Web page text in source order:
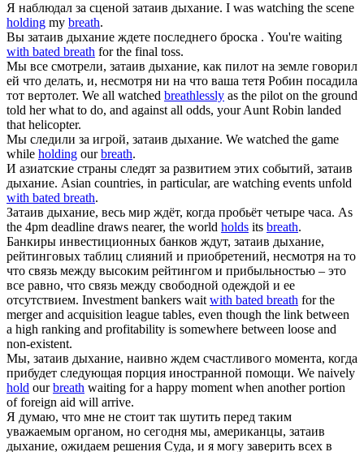
Я наблюдал за сценой затаив дыхание. I was watching the scene
holding my breath.
Вы затаив дыхание ждете последнего броска . You're waiting
with bated breath for the final toss.
Мы все смотрели, затаив дыхание, как пилот на земле говорил
ей что делать, и, несмотря ни на что ваша тетя Робин посадила
тот вертолет. We all watched breathlessly as the pilot on the ground
told her what to do, and against all odds, your Aunt Robin landed
that helicopter.
Мы следили за игрой, затаив дыхание. We watched the game
while holding ourbreath.
И азиатские страны следят за развитием этих событий, затаив
дыхание. Asian countries, in particular, are watching events unfold
with bated breath.
Затаив дыхание, весь мир ждёт, когда пробьёт четыре часа. As
the 4pm deadline draws nearer, the world holds its breath.
Банкиры инвестиционных банков ждут, затаив дыхание,
рейтинговых таблиц слияний и приобретений, несмотря на то
что связь между высоким рейтингом и прибыльностью – это
все равно, что связь между свободной одеждой и ее
отсутствием. Investment bankers waitwith bated breath for the
merger and acquisition league tables, even though the link between
a high ranking and profitability is somewhere between loose and
non-existent.
Мы, затаив дыхание, наивно ждем счастливого момента, когда
прибудет следующая порция иностранной помощи. We naively
hold ourbreath waiting for a happy moment when another portion
of foreign aid will arrive.
Я думаю, что мне не стоит так шутить перед таким
уважаемым органом, но сегодня мы, американцы, затаив
дыхание, ожидаем решения Суда, и я могу заверить всех в